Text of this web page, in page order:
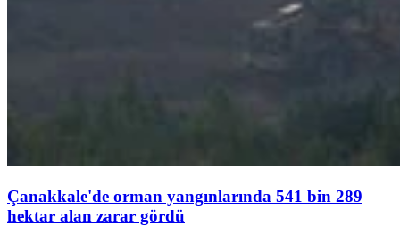
Çanakkale'de orman yangınlarında 541 bin 289
hektar alan zarar gördü